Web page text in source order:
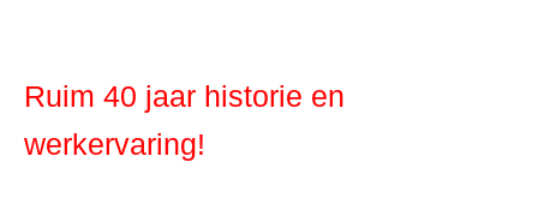
Ruim 40 jaar historie en
werkervaring!